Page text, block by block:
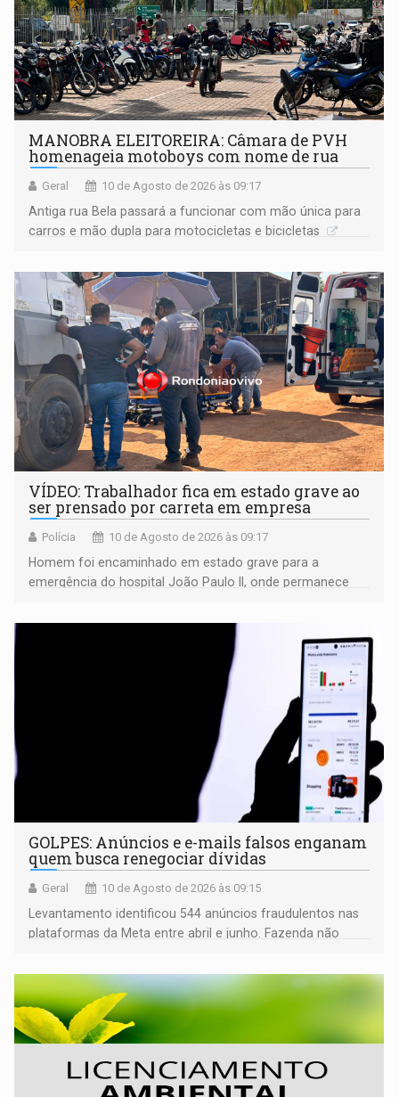
MANOBRA ELEITOREIRA: Câmara de PVH
homenageia motoboys com nome de rua
Geral 10 de Agosto de 2026 às 09:17
Antiga rua Bela passará a funcionar com mão única para
carros e mão dupla para motocicletas e bicicletas
VÍDEO: Trabalhador fica em estado grave ao
ser prensado por carreta em empresa
Polícia 10 de Agosto de 2026 às 09:17
Homem foi encaminhado em estado grave para a
emergência do hospital João Paulo II, onde permanece
GOLPES: Anúncios e e-mails falsos enganam
quem busca renegociar dívidas
Geral 10 de Agosto de 2026 às 09:15
Levantamento identificou 544 anúncios fraudulentos nas
plataformas da Meta entre abril e junho. Fazenda não